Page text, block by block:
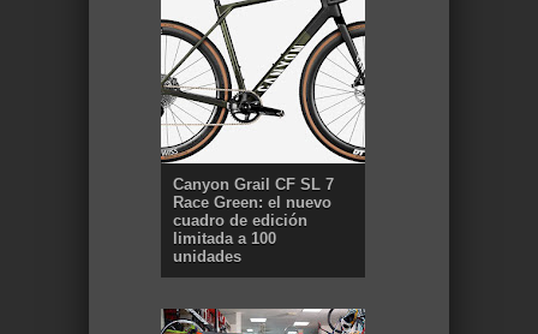
Canyon Grail CF SL 7
Race Green: el nuevo
cuadro de edición
limitada a 100
unidades